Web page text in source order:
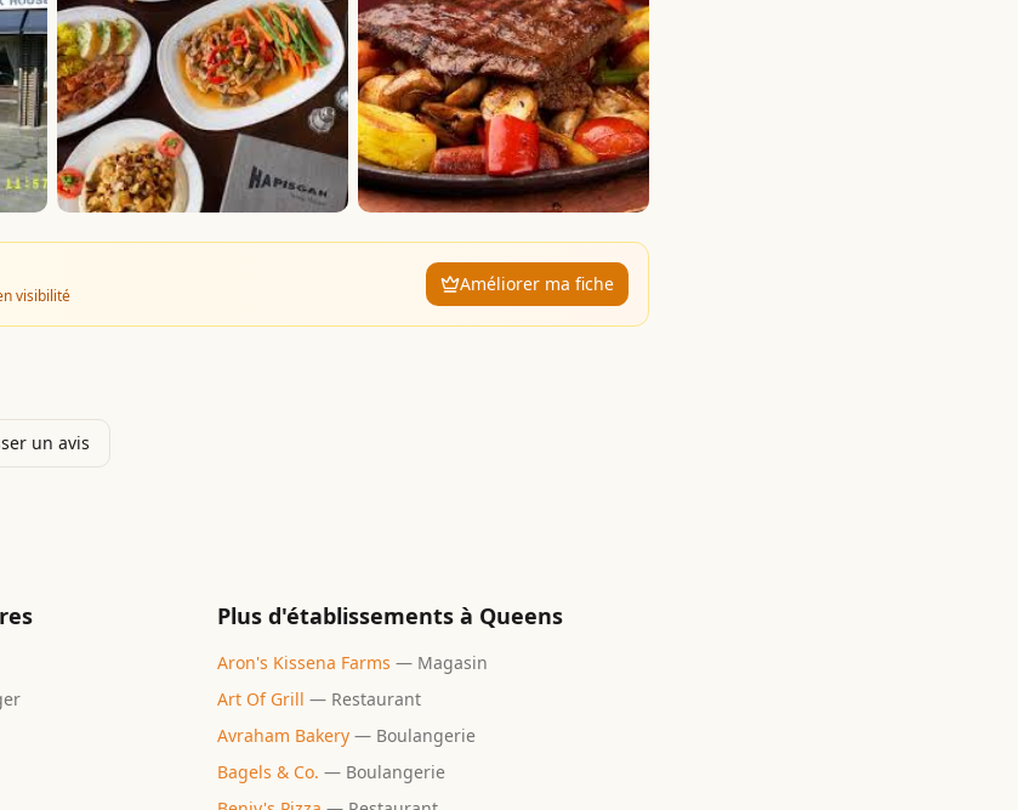
visibilité
Améliorer ma fiche
un avis
Plus d'établissements à Queens
Aron's Kissena Farms — Magasin
Art Of Grill — Restaurant
Avraham Bakery — Boulangerie
Bagels & Co. — Boulangerie